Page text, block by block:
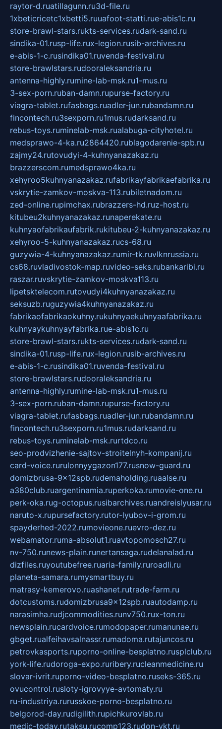
raytor-d.ruatillagunn.ru3d-file.ru
1xbeticricetc1xbetti5.ruuafoot-statti.rue-abis1c.ru
store-brawl-stars.rukts-services.rudark-sand.ru
sindika-01.rusp-life.rux-legion.rusib-archives.ru
e-abis-1-c.rusindika01.ruvenda-festival.ru
store-brawlstars.rudooraleksandria.ru
antenna-highly.rumine-lab-msk.ru1-mus.ru
3-sex-porn.ruban-damn.rupurse-factory.ru
viagra-tablet.rufasbags.ruadler-jun.rubandamn.ru
fincontech.ru3sexporn.ru1mus.rudarksand.ru
rebus-toys.ruminelab-msk.rualabuga-cityhotel.ru
medsprawo-4-ka.ru2864420.rublagodarenie-spb.ru
zajmy24.rutovudyi-4-kuhnyanazakaz.ru
brazzerscom.rumedsprawo4ka.ru
xehyroo5kuhnyanazakaz.rufabrikayfabrikaefabrika.ru
vskrytie-zamkov-moskva-113.rubiletnadom.ru
zed-online.rupimchax.rubrazzers-hd.ruz-host.ru
kitubeu2kuhnyanazakaz.runaperekate.ru
kuhnyaofabrikaufabrik.rukitubeu-2-kuhnyanazakaz.ru
xehyroo-5-kuhnyanazakaz.rucs-68.ru
guzywia-4-kuhnyanazakaz.rumir-tk.ruvlknrussia.ru
cs68.ruvladivostok-map.ruvideo-seks.rubankaribi.ru
raszar.ruvskrytie-zamkov-moskva113.ru
lipetsktelecom.rutovudyi4kuhnyanazakaz.ru
seksuzb.ruguzywia4kuhnyanazakaz.ru
fabrikaofabrikaokuhny.rukuhnyaekuhnyaafabrika.ru
kuhnyaykuhnyayfabrika.rue-abis1c.ru
store-brawl-stars.rukts-services.rudark-sand.ru
sindika-01.rusp-life.rux-legion.rusib-archives.ru
e-abis-1-c.rusindika01.ruvenda-festival.ru
store-brawlstars.rudooraleksandria.ru
antenna-highly.rumine-lab-msk.ru1-mus.ru
3-sex-porn.ruban-damn.rupurse-factory.ru
viagra-tablet.rufasbags.ruadler-jun.rubandamn.ru
fincontech.ru3sexporn.ru1mus.rudarksand.ru
rebus-toys.ruminelab-msk.rurtdco.ru
seo-prodvizhenie-sajtov-stroitelnyh-kompanij.ru
card-voice.rurulonnyygazon177.rusnow-guard.ru
domizbrusa-9x12spb.rudemaholding.ruaalse.ru
a380club.ruargentinamia.ruperkoka.rumovie-one.ru
perk-oka.rug-octopus.rusibarchives.ruandreislyusar.ru
naruto-x.rupursefactory.rutor-lyubov-i-grom.ru
spayderhed-2022.rumovieone.ruevro-dez.ru
webamator.ruma-absolut1.ruavtopomosch27.ru
nv-750.runews-plain.runertansaga.rudelanalad.ru
dizfiles.ruyoutubefree.ruaria-family.ruroadli.ru
planeta-samara.rumysmartbuy.ru
matrasy-kemerovo.ruashanet.rutrade-farm.ru
dotcustoms.rudomizbrusa9x12spb.ruautodamp.ru
narasimha.rudjcommodities.runv750.rux-ton.ru
newsplain.rucardvoice.rumodopaper.rumanunae.ru
gbget.rualfeihavsalnassr.rumadoma.rutajuncos.ru
petrovkasports.ruporno-online-besplatno.rusplclub.ru
york-life.rudoroga-expo.ruribery.rucleanmedicine.ru
slovar-ivrit.ruporno-video-besplatno.ruseks-365.ru
ovucontrol.rusloty-igrovyye-avtomaty.ru
ru-industriya.rurusskoe-porno-besplatno.ru
belgorod-day.rudigilith.rupichkurovlab.ru
medic-today.rutaksu.rucomp123.rudon-ykt.ru